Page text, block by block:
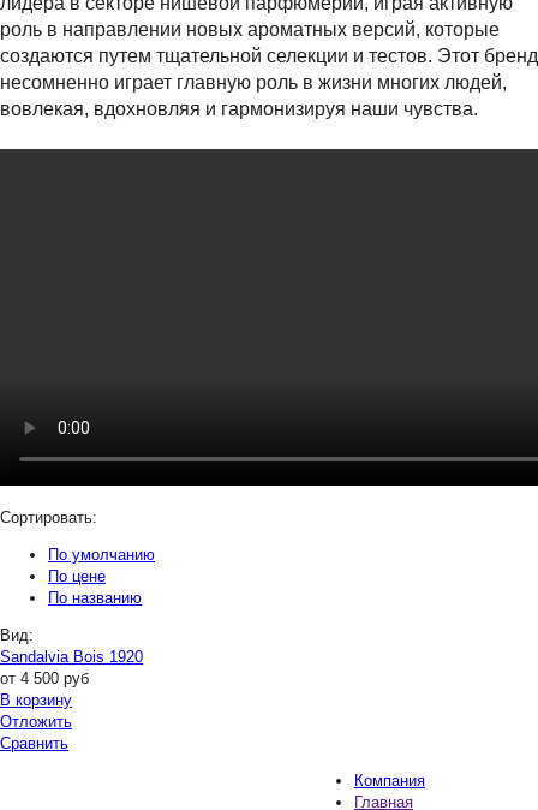
роль в направлении новых ароматных версий, которые
создаются путем тщательной селекции и тестов. Этот бренд
несомненно играет главную роль в жизни многих людей,
вовлекая, вдохновляя и гармонизируя наши чувства.
Сортировать:
По умолчанию
По цене
По названию
Вид:
Sandalvia Bois 1920
от 4 500 руб
В корзину
Отложить
Сравнить
Компания
Главная